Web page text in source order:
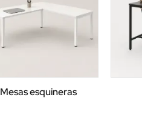
Mesas esquineras